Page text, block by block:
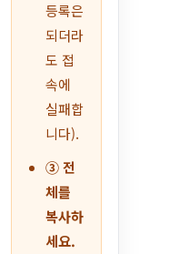
등록은
되더라
도 접
속에
실패합
니다).
③ 전
체를
복사하
세요.